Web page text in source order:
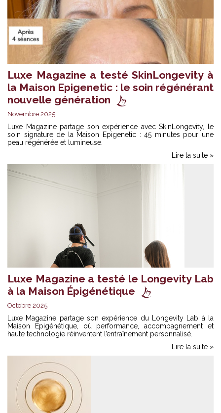
Luxe Magazine a testé SkinLongevity à
la Maison Epigenetic : le soin régénérant
nouvelle génération
Novembre 2025
Luxe Magazine partage son expérience avecSkinLongevity, le
soin signature de la Maison Epigenetic : 45 minutes pour une
peau régénérée et lumineuse.
Lire la suite »
Luxe Magazine a testé le Longevity Lab
à la Maison Épigénétique
Octobre 2025
Luxe Magazine partage son expérience du Longevity Lab à la
Maison Épigénétique, où performance, accompagnement et
haute technologie réinventent l’entraînement personnalisé.
Lire la suite »